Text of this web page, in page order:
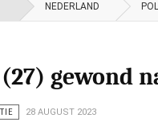
NEDERLAND
gewond
28 AUGUST 2023